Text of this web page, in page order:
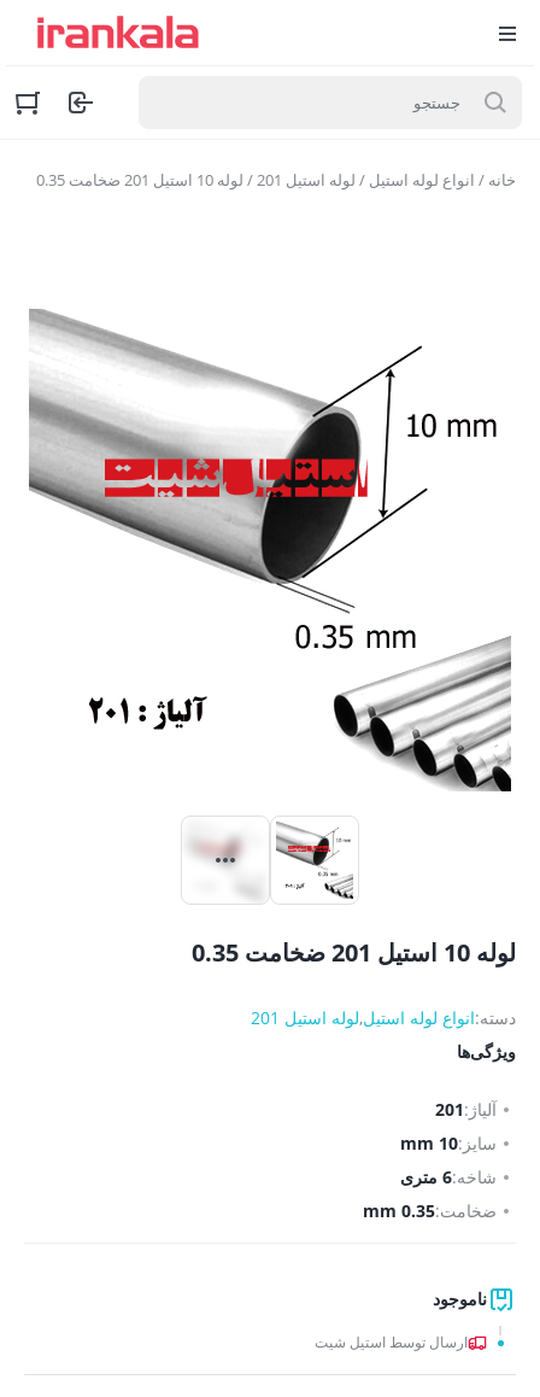
خانه / انواع لوله استیل / لوله استیل 201 / لوله 10 استیل 201 ضخامت 0.35
لوله 10 استیل 201 ضخامت 0.35
دسته:انواع لوله استیل,لوله استیل 201
ویژگی‌ها
آلیاژ:201
سایز:10 mm
شاخه:6 متری
ضخامت:0.35 mm
ناموجود
ارسال توسط استیل شیت